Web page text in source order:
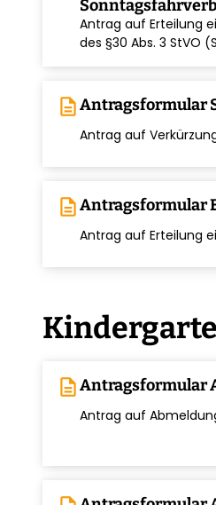
Antrag auf Erteilung
des §30 Abs. 3 StVO
descriptionAntragsformular
Antrag auf
descriptionAntragsformular
Antrag auf Erteilung
descriptionAntragsformular
Antrag auf